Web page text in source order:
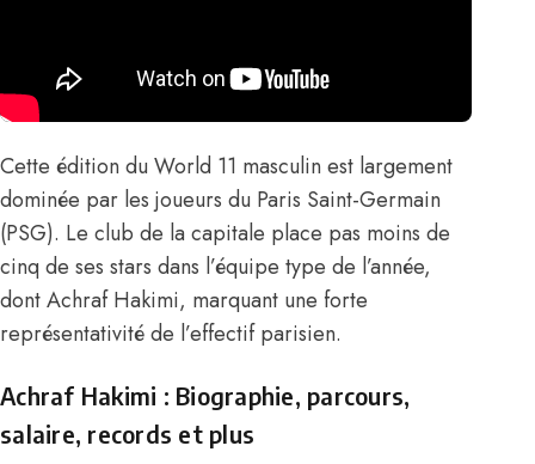
Cette édition du World 11 masculin est largement
dominée par les joueurs du Paris Saint-Germain
(PSG). Le club de la capitale place pas moins de
cinq de ses stars dans l’équipe type de l’année,
dont Achraf Hakimi, marquant une forte
représentativité de l’effectif parisien.
Achraf Hakimi : Biographie, parcours,
salaire, records et plus